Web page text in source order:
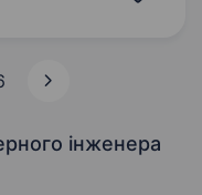
інженера